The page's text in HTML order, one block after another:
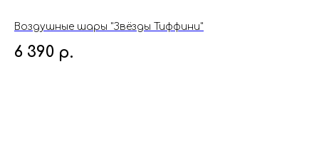
Воздушные шары "Звёзды Тиффини"
6 390 р.